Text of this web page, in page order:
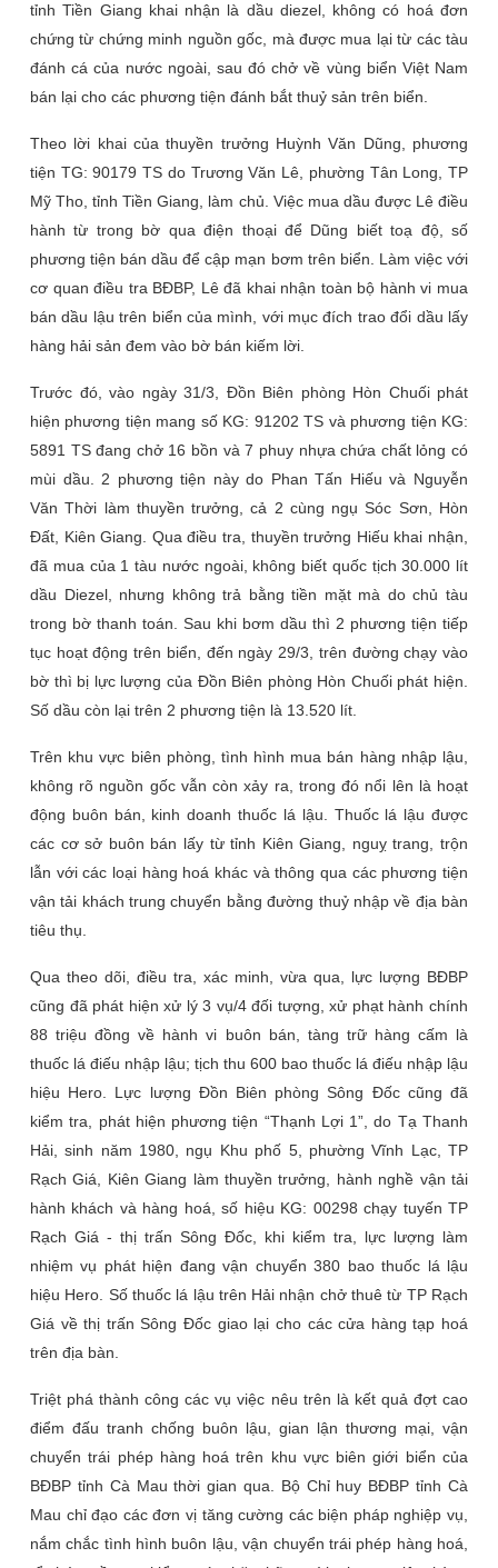
tỉnh Tiền Giang khai nhận là dầu diezel, không có hoá đơn
chứng từ chứng minh nguồn gốc, mà được mua lại từ các tàu
đánh cá của nước ngoài, sau đó chở về vùng biển Việt Nam
bán lại cho các phương tiện đánh bắt thuỷ sản trên biển.
Theo lời khai của thuyền trưởng Huỳnh Văn Dũng, phương
tiện TG: 90179 TS do Trương Văn Lê, phường Tân Long, TP
Mỹ Tho, tỉnh Tiền Giang, làm chủ. Việc mua dầu được Lê điều
hành từ trong bờ qua điện thoại để Dũng biết toạ độ, số
phương tiện bán dầu để cập mạn bơm trên biển. Làm việc với
cơ quan điều tra BĐBP, Lê đã khai nhận toàn bộ hành vi mua
bán dầu lậu trên biển của mình, với mục đích trao đổi dầu lấy
hàng hải sản đem vào bờ bán kiếm lời.
Trước đó, vào ngày 31/3, Đồn Biên phòng Hòn Chuối phát
hiện phương tiện mang số KG: 91202 TS và phương tiện KG:
5891 TS đang chở 16 bồn và 7 phuy nhựa chứa chất lỏng có
mùi dầu. 2 phương tiện này do Phan Tấn Hiếu và Nguyễn
Văn Thời làm thuyền trưởng, cả 2 cùng ngụ Sóc Sơn, Hòn
Đất, Kiên Giang. Qua điều tra, thuyền trưởng Hiếu khai nhận,
đã mua của 1 tàu nước ngoài, không biết quốc tịch 30.000 lít
dầu Diezel, nhưng không trả bằng tiền mặt mà do chủ tàu
trong bờ thanh toán. Sau khi bơm dầu thì 2 phương tiện tiếp
tục hoạt động trên biển, đến ngày 29/3, trên đường chạy vào
bờ thì bị lực lượng của Đồn Biên phòng Hòn Chuối phát hiện.
Số dầu còn lại trên 2 phương tiện là 13.520 lít.
Trên khu vực biên phòng, tình hình mua bán hàng nhập lậu,
không rõ nguồn gốc vẫn còn xảy ra, trong đó nổi lên là hoạt
động buôn bán, kinh doanh thuốc lá lậu. Thuốc lá lậu được
các cơ sở buôn bán lấy từ tỉnh Kiên Giang, nguỵ trang, trộn
lẫn với các loại hàng hoá khác và thông qua các phương tiện
vận tải khách trung chuyển bằng đường thuỷ nhập về địa bàn
tiêu thụ.
Qua theo dõi, điều tra, xác minh, vừa qua, lực lượng BĐBP
cũng đã phát hiện xử lý 3 vụ/4 đối tượng, xử phạt hành chính
88 triệu đồng về hành vi buôn bán, tàng trữ hàng cấm là
thuốc lá điếu nhập lậu; tịch thu 600 bao thuốc lá điếu nhập lậu
hiệu Hero. Lực lượng Đồn Biên phòng Sông Đốc cũng đã
kiểm tra, phát hiện phương tiện “Thạnh Lợi 1”, do Tạ Thanh
Hải, sinh năm 1980, ngụ Khu phố 5, phường Vĩnh Lạc, TP
Rạch Giá, Kiên Giang làm thuyền trưởng, hành nghề vận tải
hành khách và hàng hoá, số hiệu KG: 00298 chạy tuyến TP
Rạch Giá - thị trấn Sông Đốc, khi kiểm tra, lực lượng làm
nhiệm vụ phát hiện đang vận chuyển 380 bao thuốc lá lậu
hiệu Hero. Số thuốc lá lậu trên Hải nhận chở thuê từ TP Rạch
Giá về thị trấn Sông Đốc giao lại cho các cửa hàng tạp hoá
trên địa bàn.
Triệt phá thành công các vụ việc nêu trên là kết quả đợt cao
điểm đấu tranh chống buôn lậu, gian lận thương mại, vận
chuyển trái phép hàng hoá trên khu vực biên giới biển của
BĐBP tỉnh Cà Mau thời gian qua. Bộ Chỉ huy BĐBP tỉnh Cà
Mau chỉ đạo các đơn vị tăng cường các biện pháp nghiệp vụ,
nắm chắc tình hình buôn lậu, vận chuyển trái phép hàng hoá,